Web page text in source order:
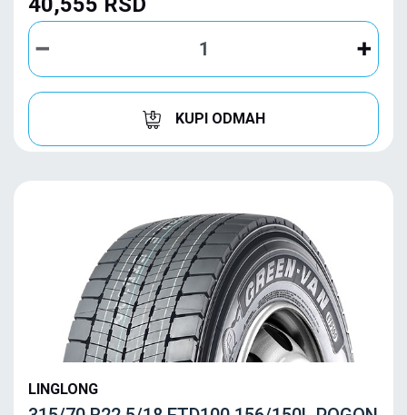
KUPI ODMAH
LINGLONG